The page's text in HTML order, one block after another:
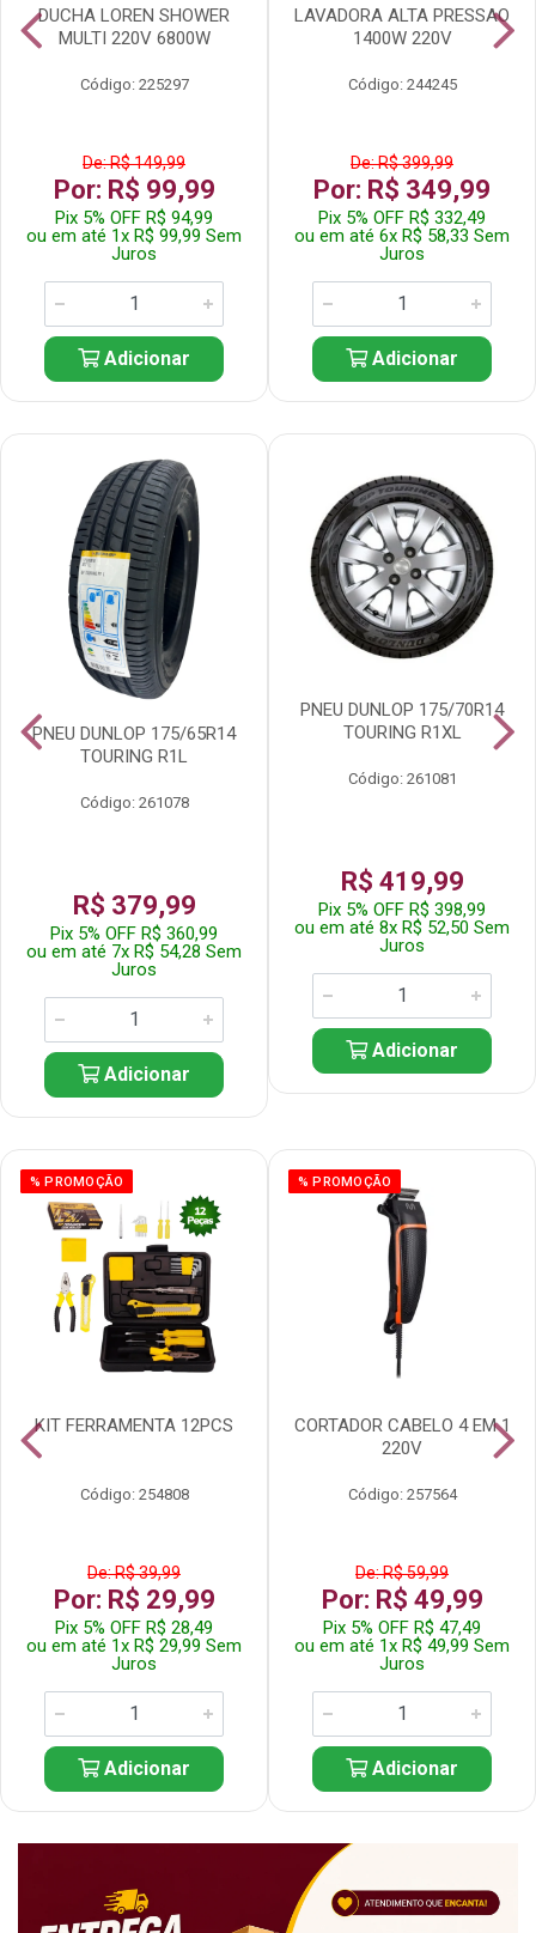
DUCHA LOREN SHOWER
MULTI 220V 6800W
Código: 225297
De: R$ 149,99
Por: R$ 99,99
Pix 5% OFF R$ 94,99
ou em até 1x R$ 99,99 Sem
Juros
Adicionar
LAVADORA ALTA PRESSAO
1400W 220V
Código: 244245
De: R$ 399,99
Por: R$ 349,99
Pix 5% OFF R$ 332,49
ou em até 6x R$ 58,33 Sem
Juros
Adicionar
PNEU DUNLOP 175/65R14
TOURING R1L
Código: 261078
R$ 379,99
Pix 5% OFF R$ 360,99
ou em até 7x R$ 54,28 Sem
Juros
Adicionar
PNEU DUNLOP 175/70R14
TOURING R1XL
Código: 261081
R$ 419,99
Pix 5% OFF R$ 398,99
ou em até 8x R$ 52,50 Sem
Juros
Adicionar
% PROMOÇÃO
KIT FERRAMENTA 12PCS
Código: 254808
De: R$ 39,99
Por: R$ 29,99
Pix 5% OFF R$ 28,49
ou em até 1x R$ 29,99 Sem
Juros
Adicionar
% PROMOÇÃO
CORTADOR CABELO 4 EM 1
220V
Código: 257564
De: R$ 59,99
Por: R$ 49,99
Pix 5% OFF R$ 47,49
ou em até 1x R$ 49,99 Sem
Juros
Adicionar